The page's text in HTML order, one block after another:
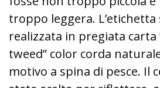
troppo leggera.
realizzata in pregiata carta
tweed” color corda
motivo a spina di pesce. Il